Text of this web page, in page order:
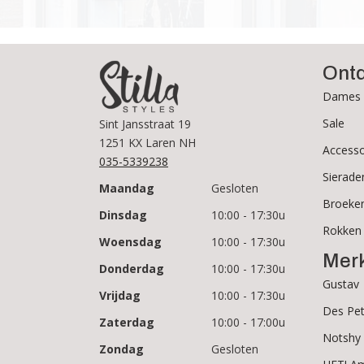
Sint Jansstraat 19
1251 KX Laren NH
035-5339238
Maandag
Gesloten
Dinsdag
10:00 - 17:30u
Woensdag
10:00 - 17:30u
Donderdag
10:00 - 17:30u
Vrijdag
10:00 - 17:30u
Zaterdag
10:00 - 17:00u
Zondag
Gesloten
Dames
Sale
Rokken
Gustav
Des
Notshy